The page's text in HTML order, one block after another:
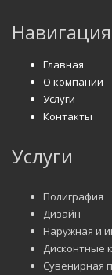
Главная
О компании
Услуги
Контакты
Услуги
Полиграфия
Дизайн
Наружная и
Дисконтные
Сувенирная